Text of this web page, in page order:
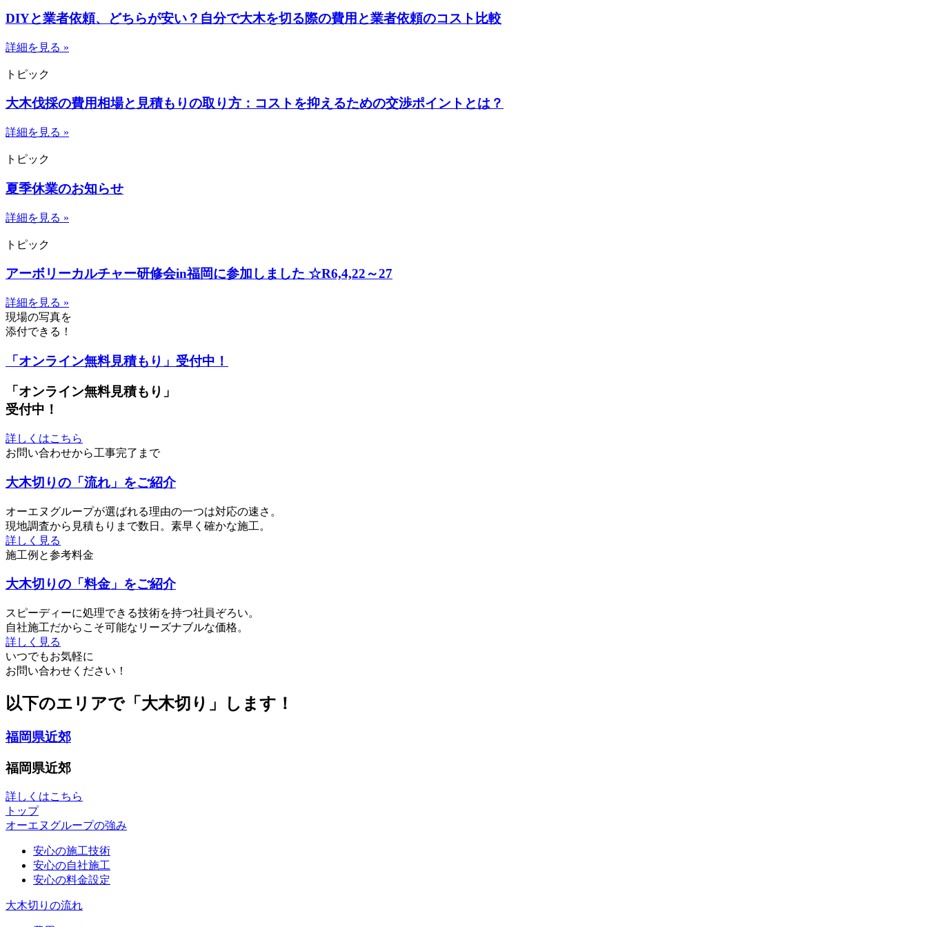
DIYと業者依頼、どちらが安い？自分で大木を切る際の費用と業者依頼のコスト比較
詳細を見る »
トピック
大木伐採の費用相場と見積もりの取り方：コストを抑えるための交渉ポイントとは？
詳細を見る »
トピック
夏季休業のお知らせ
詳細を見る »
トピック
アーボリーカルチャー研修会in福岡に参加しました ☆R6,4,22～27
詳細を見る »
現場の写真を
添付できる！
「オンライン無料見積もり」受付中！
「オンライン無料見積もり」
受付中！
詳しくはこちら
お問い合わせから工事完了まで
大木切りの「流れ」をご紹介
オーエヌグループが選ばれる理由の一つは対応の速さ。
現地調査から見積もりまで数日。素早く確かな施工。
詳しく見る
施工例と参考料金
大木切りの「料金」をご紹介
スピーディーに処理できる技術を持つ社員ぞろい。
自社施工だからこそ可能なリーズナブルな価格。
詳しく見る
いつでもお気軽に
お問い合わせください！
以下のエリアで「大木切り」します！
福岡県近郊
福岡県近郊
詳しくはこちら
トップ
オーエヌグループの強み
安心の施工技術
安心の自社施工
安心の料金設定
大木切りの流れ